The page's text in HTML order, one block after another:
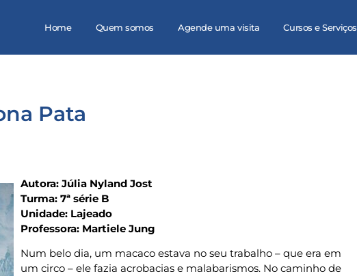
Home Quem somos Agende uma visita Cursos e Serviços
Pata
Autora: Júlia Nyland Jost
Turma: 7ª série B
Unidade: Lajeado
Professora: Martiele Jung
Num belo dia, um macaco estava no seu trabalho – que era em
um circo – ele fazia acrobacias e malabarismos. No caminho de